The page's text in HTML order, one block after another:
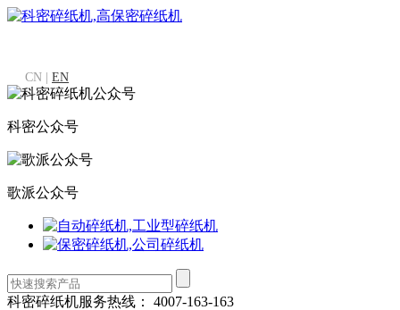
CN | EN
科密公众号
歌派公众号
科密碎纸机服务热线：
4007-163-163